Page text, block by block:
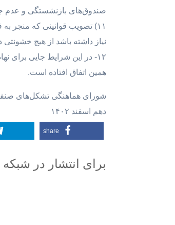
صندوق‌های بازنشستگی و عدم
۱۱) تصویب قوانینی که
نیاز داشته باشد از هیچ خشونتی
۱۲- در این شرایط جایی برای
همین اتفاق افتاده است.
شورای هماهنگی تشکل‌های
دهم اسفند ۱۴۰۲
share
برای انتشار در